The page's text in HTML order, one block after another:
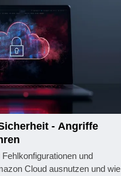
- Angriffe
und
Cloud ausnutzen und wie